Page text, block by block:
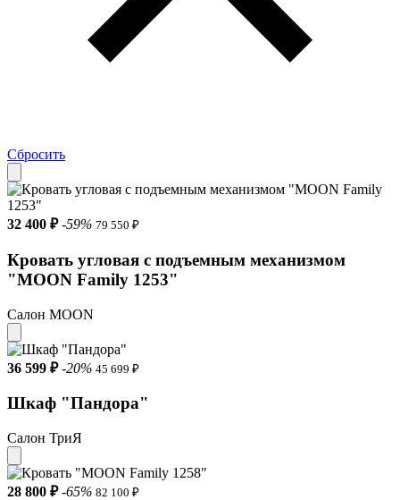
Сбросить
32 400 ₽ -59% 79 550 ₽
Кровать угловая с подъемным механизмом
"MOON Family 1253"
Салон MOON
36 599 ₽ -20% 45 699 ₽
Шкаф "Пандора"
Салон ТриЯ
28 800 ₽ -65% 82 100 ₽